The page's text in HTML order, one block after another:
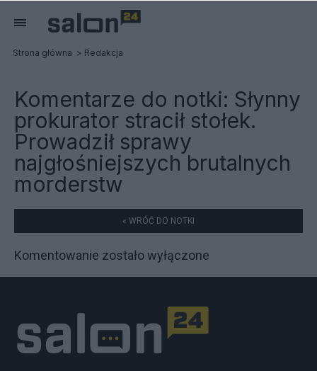
Strona główna Redakcja
Komentarze do notki: Słynny
prokurator stracił stołek.
Prowadził sprawy
najgłośniejszych brutalnych
morderstw
« WRÓĆ DO NOTKI
Komentowanie zostało wyłączone